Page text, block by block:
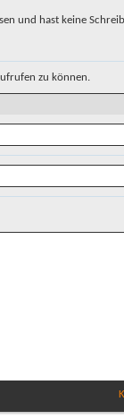
und hast keine
zu können.